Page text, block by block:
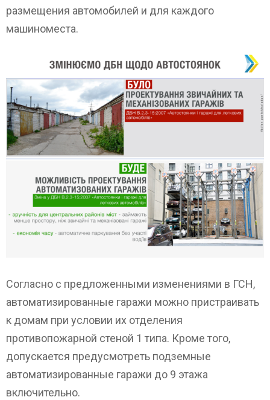
размещения автомобилей и для каждого
машиноместа.
Согласно с предложенными изменениями в ГСН,
автоматизированные гаражи можно пристраивать
к домам при условии их отделения
противопожарной стеной 1 типа. Кроме того,
допускается предусмотреть подземные
автоматизированные гаражи до 9 этажа
включительно.